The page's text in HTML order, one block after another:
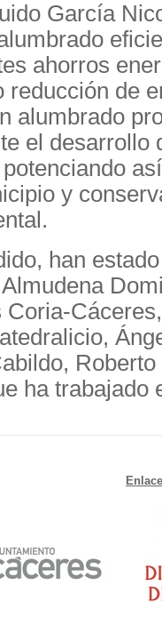
García
ahorros
de
alumbrado
el desarrollo
y
han
ha trabajado